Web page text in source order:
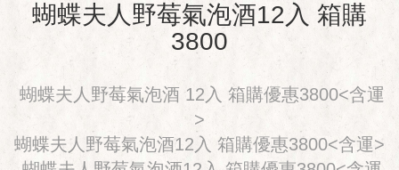
蝴蝶夫人野莓氣泡酒12入 箱購
3800
蝴蝶夫人野莓氣泡酒 12入 箱購優惠3800<含運
>
蝴蝶夫人野莓氣泡酒12入 箱購優惠3800<含運>